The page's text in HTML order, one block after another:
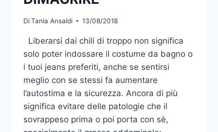
DiTania Ansaldi 13/08/2018
Liberarsi dai chili di troppo non significa
solo poter indossare il costume da bagno o
i tuoi jeans preferiti, anche se sentirsi
meglio con se stessi fa aumentare
l’autostima e la sicurezza. Ancora di più
significa evitare delle patologie che il
sovrappeso prima o poi porta con sè,